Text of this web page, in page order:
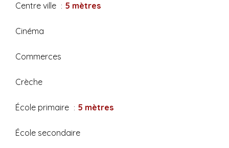
Centre ville 5 mètres
Cinéma
Commerces
Crèche
École primaire 5 mètres
École secondaire